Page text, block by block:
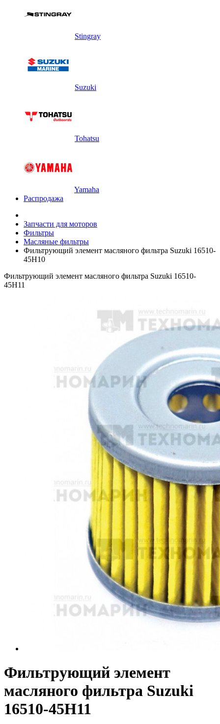
Stingray
Suzuki
Tohatsu
Yamaha
Распродажа
Запчасти для моторов
Фильтры
Масляные фильтры
Фильтрующий элемент масляного фильтра Suzuki 16510-
45H10
Фильтрующий элемент масляного фильтра Suzuki 16510-
45H11
Фильтрующий элемент
масляного фильтра Suzuki
16510-45H11